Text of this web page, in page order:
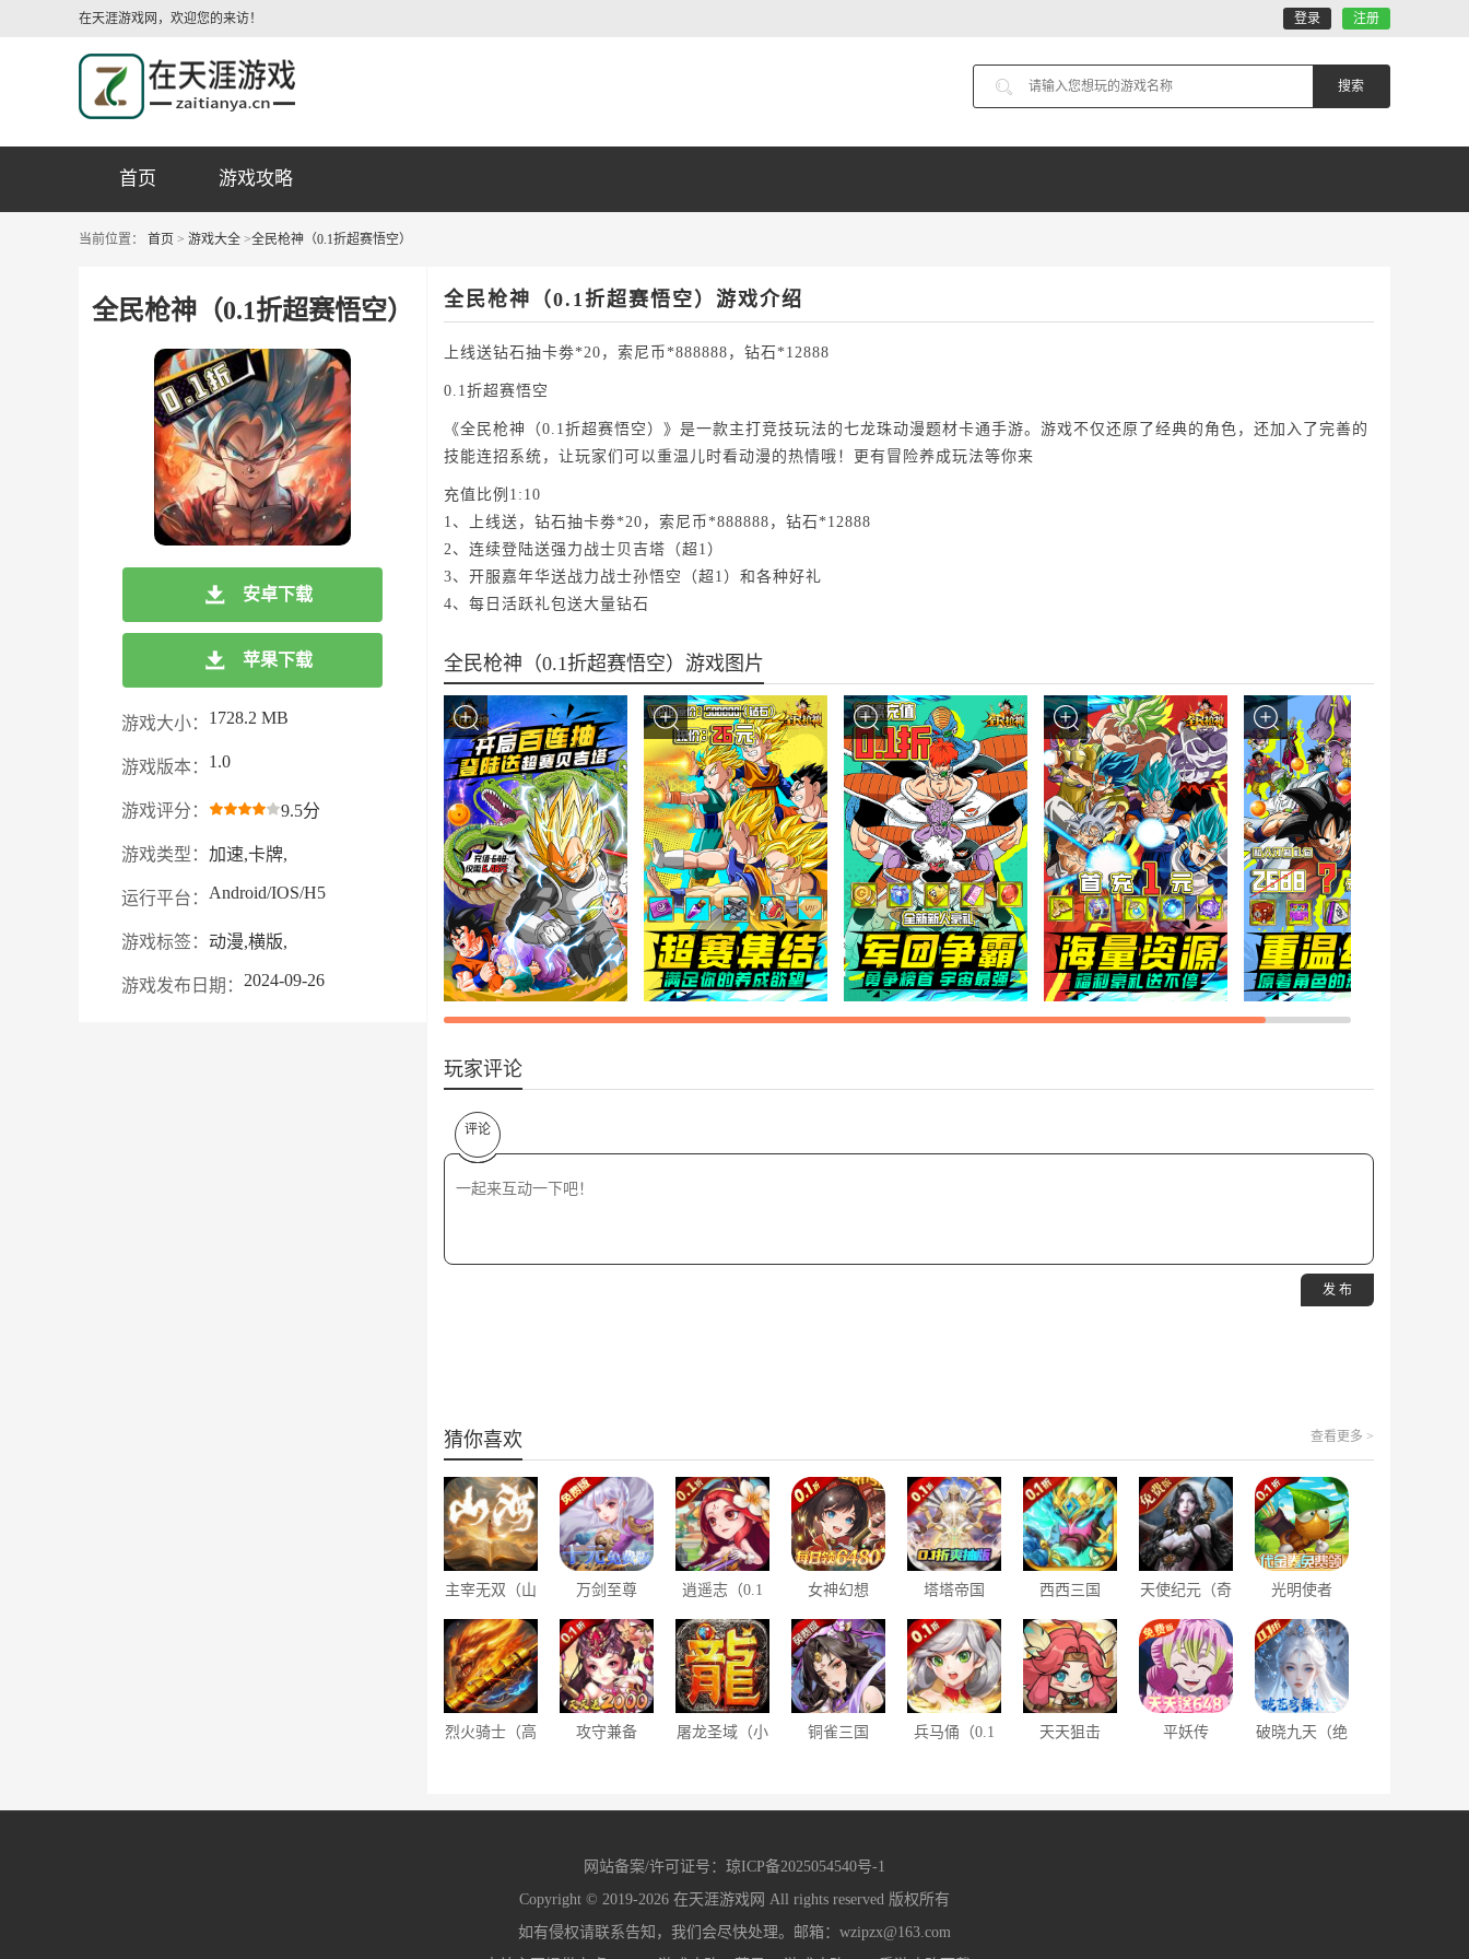
在天涯游戏网，欢迎您的来访！ 登录 注册
首页 游戏攻略
当前位置： 首页 > 游戏大全 >全民枪神（0.1折超赛悟空）
全民枪神（0.1折超赛悟空）
安卓下载
苹果下载
游戏大小： 1728.2 MB
游戏版本： 1.0
游戏评分： 9.5分
游戏类型： 加速,卡牌,
运行平台： Android/IOS/H5
游戏标签： 动漫,横版,
游戏发布日期： 2024-09-26
全民枪神（0.1折超赛悟空）游戏介绍
上线送钻石抽卡劵*20，索尼币*888888，钻石*12888
0.1折超赛悟空
《全民枪神（0.1折超赛悟空）》是一款主打竞技玩法的七龙珠动漫题材卡通手游。游戏不仅还原了经典的角色，还加入了完善的
技能连招系统，让玩家们可以重温儿时看动漫的热情哦！更有冒险养成玩法等你来
充值比例1:10
1、上线送，钻石抽卡劵*20，索尼币*888888，钻石*12888
2、连续登陆送强力战士贝吉塔（超1）
3、开服嘉年华送战力战士孙悟空（超1）和各种好礼
4、每日活跃礼包送大量钻石
全民枪神（0.1折超赛悟空）游戏图片
玩家评论
评论
发 布
猜你喜欢 查看更多 >
主宰无双（山
充）
万剑至尊
版）
逍遥志（0.1
女神幻想
领6480）
塔塔帝国
爽抽版）
西西三国
星魔赵云）
天使纪元（奇
版）
光明使者
福利版）
烈火骑士（高
攻守兼备
屠龙圣域（小
铜雀三国
兵马俑（0.1
天天狙击
平妖传
破晓九天（绝
网站备案/许可证号： 琼ICP备2025054540号-1
Copyright © 2019-2026 在天涯游戏网 All rights reserved 版权所有
如有侵权请联系告知，我们会尽快处理。邮箱：wzipzx@163.com